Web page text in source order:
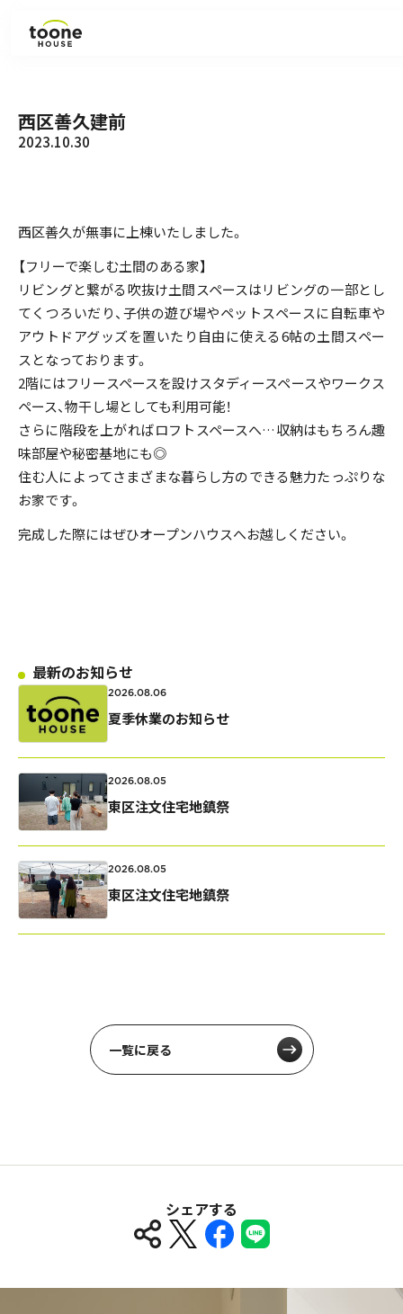
ラインナップ
お知らせ
コラム
会社紹介
私たちの家づくり
ものづくり品質
FAQ
西区善久建前
2023.10.30
西区善久が無事に上棟いたしました。
【フリーで楽しむ土間のある家】
リビングと繋がる吹抜け土間スペースはリビングの一部とし
てくつろいだり、子供の遊び場やペットスペースに自転車や
アウトドアグッズを置いたり自由に使える6帖の土間スペー
スとなっております。
2階にはフリースペースを設けスタディースペースやワークス
ペース、物干し場としても利用可能！
さらに階段を上がればロフトスペースへ…収納はもちろん趣
味部屋や秘密基地にも◎
住む人によってさまざまな暮らし方のできる魅力たっぷりな
お家です。
完成した際にはぜひオープンハウスへお越しください。
最新のお知らせ
2026.08.06
夏季休業のお知らせ
2026.08.05
東区注文住宅地鎮祭
2026.08.05
東区注文住宅地鎮祭
一覧に戻る
シェアする